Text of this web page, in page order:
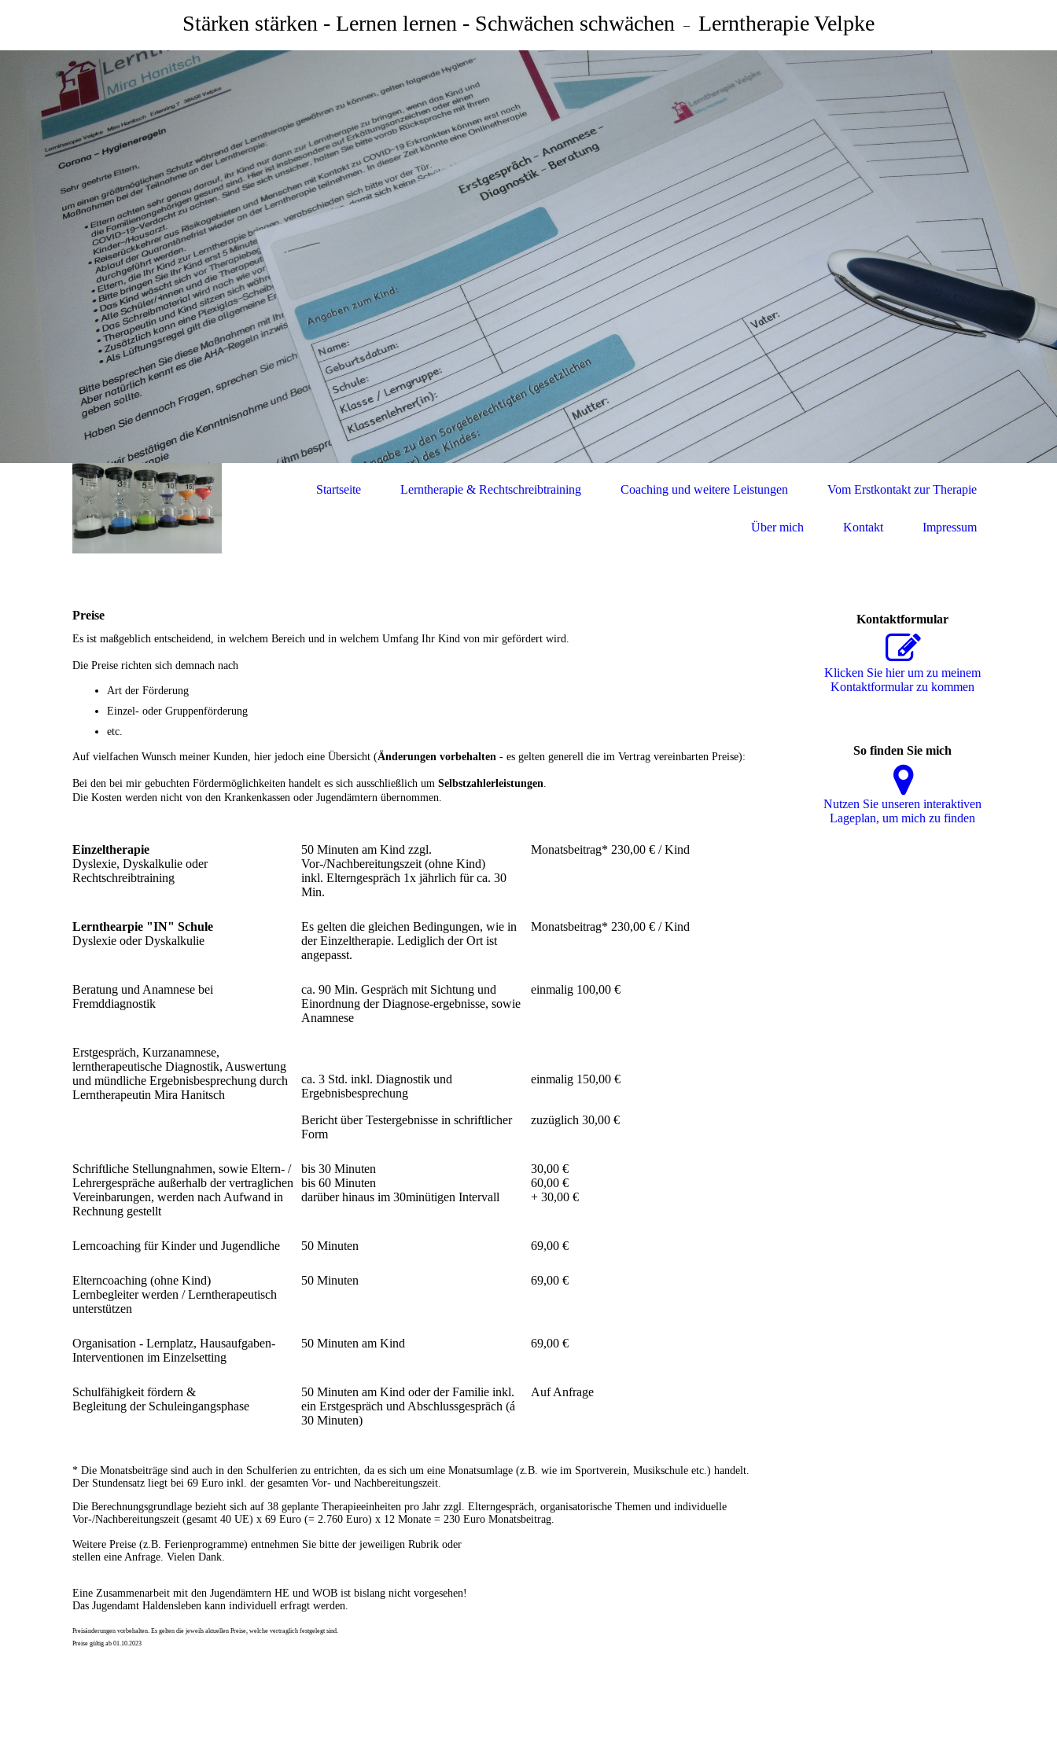
Stärken stärken - Lernen lernen - Schwächen schwächen – Lerntherapie Velpke
Startseite Lerntherapie & Rechtschreibtraining Coaching und weitere Leistungen Vom Erstkontakt zur Therapie
Über mich Kontakt Impressum
Preise
Es ist maßgeblich entscheidend, in welchem Bereich und in welchem Umfang Ihr Kind von mir gefördert wird.
Die Preise richten sich demnach nach
Art der Förderung
Einzel- oder Gruppenförderung
etc.
Auf vielfachen Wunsch meiner Kunden, hier jedoch eine Übersicht (Änderungen vorbehalten - es gelten generell die im Vertrag vereinbarten Preise):
Bei den bei mir gebuchten Fördermöglichkeiten handelt es sich ausschließlich um Selbstzahlerleistungen.
Die Kosten werden nicht von den Krankenkassen oder Jugendämtern übernommen.
Einzeltherapie
Dyslexie, Dyskalkulie oder
Rechtschreibtraining
50 Minuten am Kind zzgl.
Vor-/Nachbereitungszeit (ohne Kind)
inkl. Elterngespräch 1x jährlich für ca. 30
Min.
Monatsbeitrag* 230,00 € / Kind
Lernthearpie "IN" Schule
Dyslexie oder Dyskalkulie
Es gelten die gleichen Bedingungen, wie in
der Einzeltherapie. Lediglich der Ort ist
angepasst.
Monatsbeitrag* 230,00 € / Kind
Beratung und Anamnese bei
Fremddiagnostik
ca. 90 Min. Gespräch mit Sichtung und
Einordnung der Diagnose-ergebnisse, sowie
Anamnese
einmalig 100,00 €
Erstgespräch, Kurzanamnese,
lerntherapeutische Diagnostik, Auswertung
und mündliche Ergebnisbesprechung durch
Lerntherapeutin Mira Hanitsch
ca. 3 Std. inkl. Diagnostik und
Ergebnisbesprechung
Bericht über Testergebnisse in schriftlicher
Form
einmalig 150,00 €
zuzüglich 30,00 €
Schriftliche Stellungnahmen, sowie Eltern- /
Lehrergespräche außerhalb der vertraglichen
Vereinbarungen, werden nach Aufwand in
Rechnung gestellt
bis 30 Minuten
bis 60 Minuten
darüber hinaus im 30minütigen Intervall
30,00 €
60,00 €
+ 30,00 €
Lerncoaching für Kinder und Jugendliche 50 Minuten 69,00 €
Elterncoaching (ohne Kind)
Lernbegleiter werden / Lerntherapeutisch
unterstützen
50 Minuten 69,00 €
Organisation - Lernplatz, Hausaufgaben-
Interventionen im Einzelsetting
50 Minuten am Kind 69,00 €
Schulfähigkeit fördern &
Begleitung der Schuleingangsphase
50 Minuten am Kind oder der Familie inkl.
ein Erstgespräch und Abschlussgespräch (á
30 Minuten)
Auf Anfrage
* Die Monatsbeiträge sind auch in den Schulferien zu entrichten, da es sich um eine Monatsumlage (z.B. wie im Sportverein, Musikschule etc.) handelt.
Der Stundensatz liegt bei 69 Euro inkl. der gesamten Vor- und Nachbereitungszeit.
Die Berechnungsgrundlage bezieht sich auf 38 geplante Therapieeinheiten pro Jahr zzgl. Elterngespräch, organisatorische Themen und individuelle
Vor-/Nachbereitungszeit (gesamt 40 UE) x 69 Euro (= 2.760 Euro) x 12 Monate = 230 Euro Monatsbeitrag.
Weitere Preise (z.B. Ferienprogramme) entnehmen Sie bitte der jeweiligen Rubrik oder
stellen eine Anfrage. Vielen Dank.
Eine Zusammenarbeit mit den Jugendämtern HE und WOB ist bislang nicht vorgesehen!
Das Jugendamt Haldensleben kann individuell erfragt werden.
Preisänderungen vorbehalten. Es gelten die jeweils aktuellen Preise, welche vertraglich festgelegt sind.
Preise gültig ab 01.10.2023
Kontaktformular
Klicken Sie hier um zu meinem
Kon­takt­for­mu­lar zu kommen
So finden Sie mich
Nutzen Sie unseren interaktiven
La­ge­plan, um mich zu finden